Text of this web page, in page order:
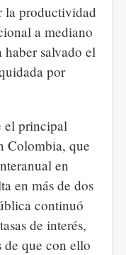
la productividad
a mediano
salvado el
por
el principal
Colombia, que
en
en más de dos
continuó
de interés,
de que con ello